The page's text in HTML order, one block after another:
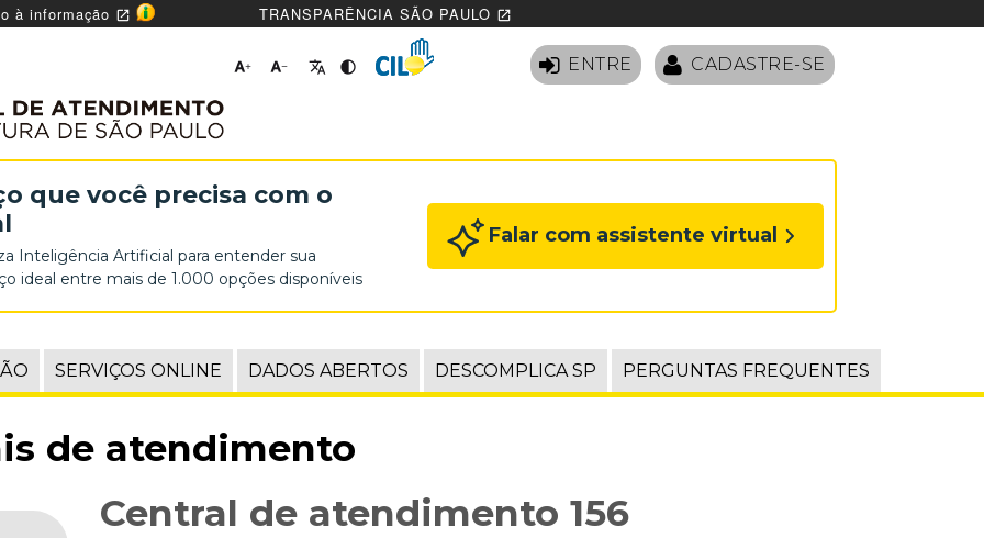
à informação open_in_new TRANSPARÊNCIA SÃO PAULO open_in_new
    ENTRE CADASTRE-SE
que você precisa com o
Inteligência Artificial para entender sua
ideal entre mais de 1.000 opções disponíveis
Falar com assistente virtual
SERVIÇOS ONLINE DADOS ABERTOS DESCOMPLICA SP PERGUNTAS FREQUENTES
de atendimento
Central de atendimento 156